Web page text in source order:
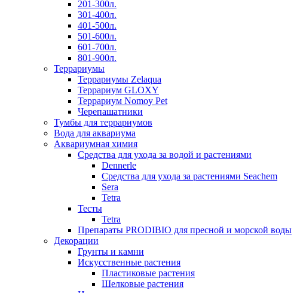
201-300л.
301-400л.
401-500л.
501-600л.
601-700л.
801-900л.
Террариумы
Террариумы Zelaqua
Террариум GLOXY
Террариум Nomoy Pet
Черепашатники
Тумбы для террариумов
Вода для аквариума
Аквариумная химия
Средства для ухода за водой и растениями
Dennerle
Средства для ухода за растениями Seachem
Sera
Tetra
Тесты
Tetra
Препараты PRODIBIO для пресной и морской воды
Декорации
Грунты и камни
Искусственные растения
Пластиковые растения
Шелковые растения